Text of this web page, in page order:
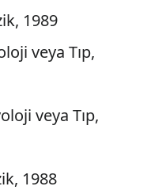
1989
veya Tıp,
veya Tıp,
1988